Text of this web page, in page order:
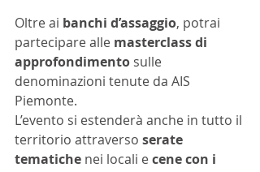
Oltre ai banchi d’assaggio, potrai
partecipare alle masterclass di
approfondimento sulle
denominazioni tenute da AIS
Piemonte.
L’evento si estenderà anche in tutto il
territorio attraverso serate
tematiche nei locali e cene con i